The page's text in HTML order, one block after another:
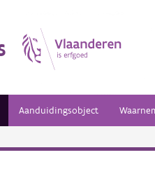
Aanduidingsobject